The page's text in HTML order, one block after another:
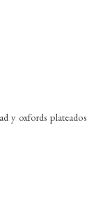
y oxfords plateados